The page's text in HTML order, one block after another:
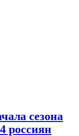
сезона
россиян